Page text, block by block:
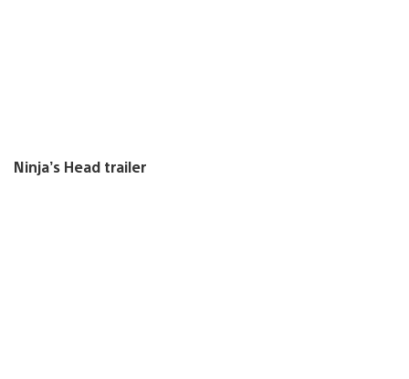
Ninja’s Head trailer